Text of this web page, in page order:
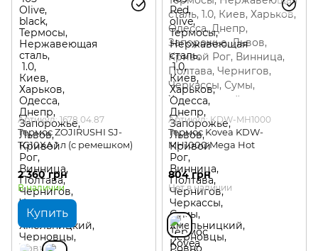
Артикул: 1678.04.87
Термос ZOJIRUSHI SJ-
TG10XA 1 л (с ремешком)
2 360 грн
В наличии
Купить
Артикул: KDW-MH1000
Термос Kovea KDW-
MH1000 Mega Hot
804 грн
Нет в наличии